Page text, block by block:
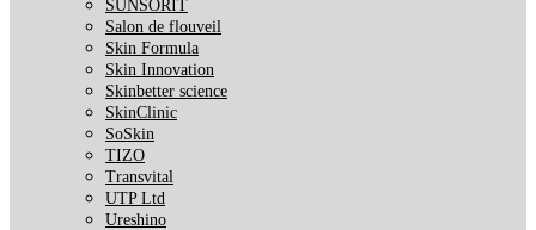
SUNSORIT
Salon de flouveil
Skin Formula
Skin Innovation
Skinbetter science
SkinСlinic
SoSkin
TIZO
Transvital
UTP Ltd
Ureshino